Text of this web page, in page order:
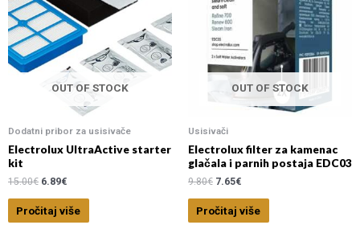
OUT OF STOCK
Dodatni pribor za usisivače
Electrolux UltraActive starter
kit
15.00€ 6.89€
Pročitaj više
OUT OF STOCK
Usisivači
Electrolux filter za kamenac
glačala i parnih postaja EDC03
9.80€ 7.65€
Pročitaj više